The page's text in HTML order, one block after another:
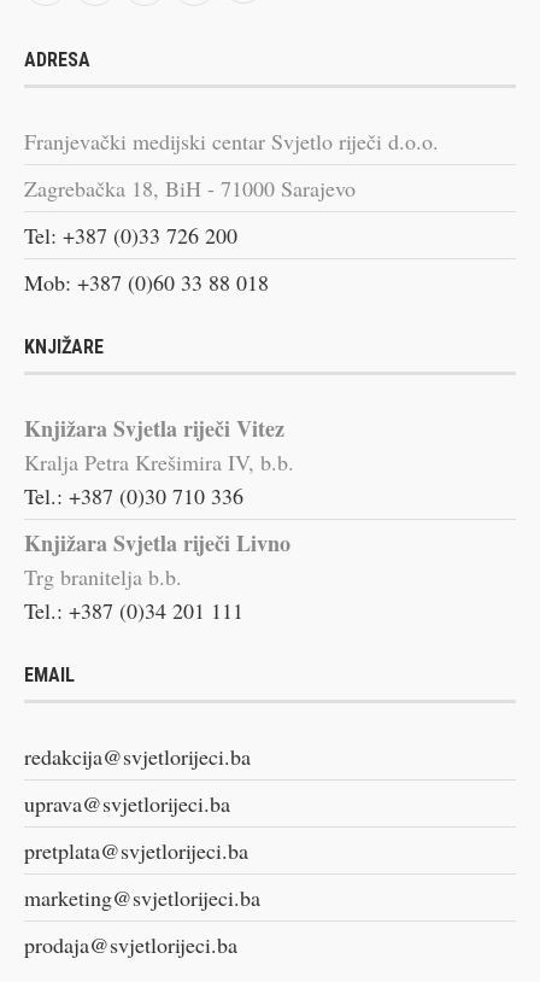
ADRESA
Franjevački medijski centar Svjetlo riječi d.o.o.
Zagrebačka 18, BiH - 71000 Sarajevo
Tel: +387 (0)33 726 200
Mob: +387 (0)60 33 88 018
KNJIŽARE
Knjižara Svjetla riječi Vitez
Kralja Petra Krešimira IV, b.b.
Tel.: +387 (0)30 710 336
Knjižara Svjetla riječi Livno
Trg branitelja b.b.
Tel.: +387 (0)34 201 111
EMAIL
redakcija@svjetlorijeci.ba
uprava@svjetlorijeci.ba
pretplata@svjetlorijeci.ba
marketing@svjetlorijeci.ba
prodaja@svjetlorijeci.ba